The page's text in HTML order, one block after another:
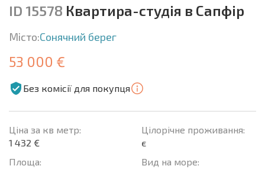
ID 15578 Квартира-студія в Сапфір
Місто:Сонячний берег
53 000 €
Без комісії для покупця
Ціна за кв метр:
1 432 €
Площа:
Цілорічне проживання:
є
Вид на море: